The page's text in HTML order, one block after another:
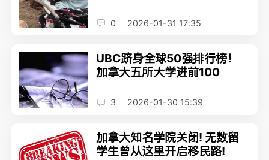
0 2026-01-31 17:35
UBC跻身全球50强排行榜！
加拿大五所大学进前100
3 2026-01-30 15:39
加拿大知名学院关闭! 无数留
学生曾从这里开启移民路!